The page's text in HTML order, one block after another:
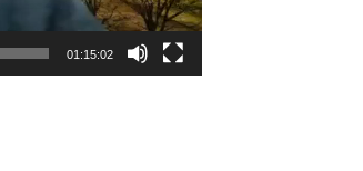
01:15:02